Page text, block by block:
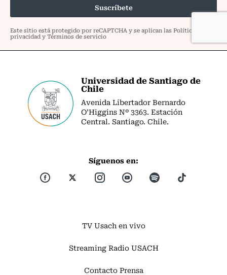
Universidad de Santiago de
Chile
Avenida Libertador Bernardo
O’Higgins Nº 3363. Estación
Central. Santiago. Chile.
Síguenos en:
TV Usach en vivo
Streaming Radio USACH
Contacto Prensa